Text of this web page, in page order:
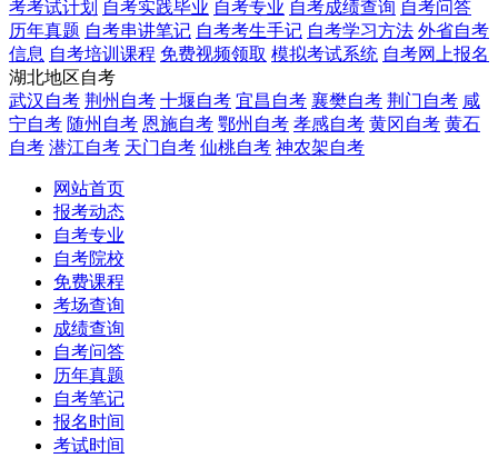
考考试计划 自考实践毕业 自考专业 自考成绩查询 自考问答
历年真题 自考串讲笔记 自考考生手记 自考学习方法 外省自考
信息 自考培训课程 免费视频领取 模拟考试系统 自考网上报名
湖北地区自考
武汉自考 荆州自考 十堰自考 宜昌自考 襄樊自考 荆门自考 咸
宁自考 随州自考 恩施自考 鄂州自考 孝感自考 黄冈自考 黄石
自考 潜江自考 天门自考 仙桃自考 神农架自考
网站首页
报考动态
自考专业
自考院校
免费课程
考场查询
成绩查询
自考问答
历年真题
自考笔记
报名时间
考试时间